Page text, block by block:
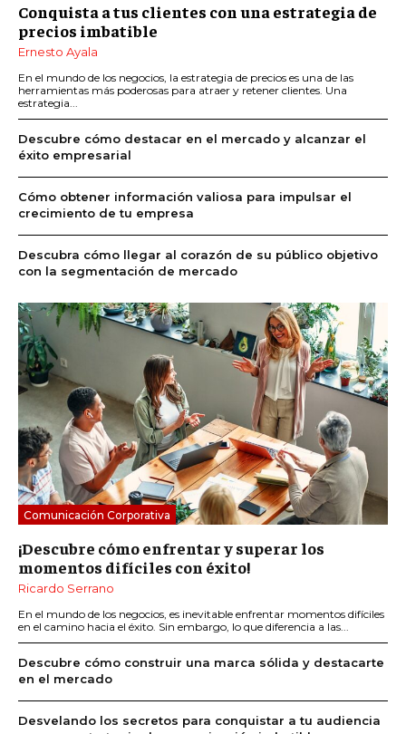
Conquista a tus clientes con una estrategia de
precios imbatible
Ernesto Ayala
En el mundo de los negocios, la estrategia de precios es una de las
herramientas más poderosas para atraer y retener clientes. Una
estrategia...
Descubre cómo destacar en el mercado y alcanzar el
éxito empresarial
Cómo obtener información valiosa para impulsar el
crecimiento de tu empresa
Descubra cómo llegar al corazón de su público objetivo
con la segmentación de mercado
Comunicación Corporativa
¡Descubre cómo enfrentar y superar los
momentos difíciles con éxito!
Ricardo Serrano
En el mundo de los negocios, es inevitable enfrentar momentos difíciles
en el camino hacia el éxito. Sin embargo, lo que diferencia a las...
Descubre cómo construir una marca sólida y destacarte
en el mercado
Desvelando los secretos para conquistar a tu audiencia